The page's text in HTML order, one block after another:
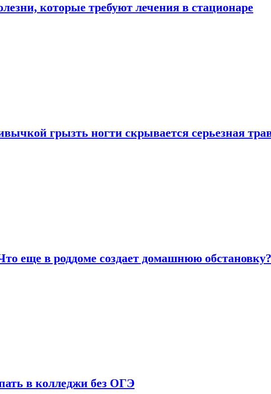
которые требуют лечения в стационаре
грызть ногти скрывается серьезная
еще в роддоме создает домашнюю обстановку?
в колледжи без ОГЭ